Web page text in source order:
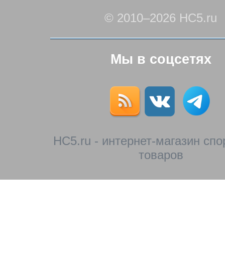
© 2010–2026 HC5.ru
Мы в соцсетях
HC5.ru - интернет-магазин
товаров